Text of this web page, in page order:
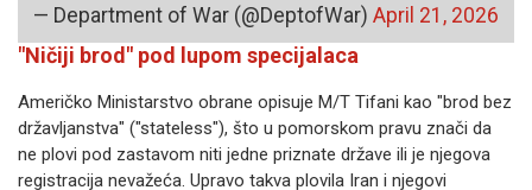
— Department of War (@DeptofWar) April 21, 2026
"Ničiji brod" pod lupom specijalaca
Američko Ministarstvo obrane opisuje M/T Tifani kao "brod bez
državljanstva" ("stateless"), što u pomorskom pravu znači da
ne plovi pod zastavom niti jedne priznate države ili je njegova
registracija nevažeća. Upravo takva plovila Iran i njegovi